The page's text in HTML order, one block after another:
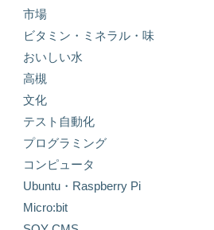
市場
ビタミン・ミネラル・味
おいしい水
高槻
文化
テスト自動化
プログラミング
コンピュータ
Ubuntu・Raspberry Pi
Micro:bit